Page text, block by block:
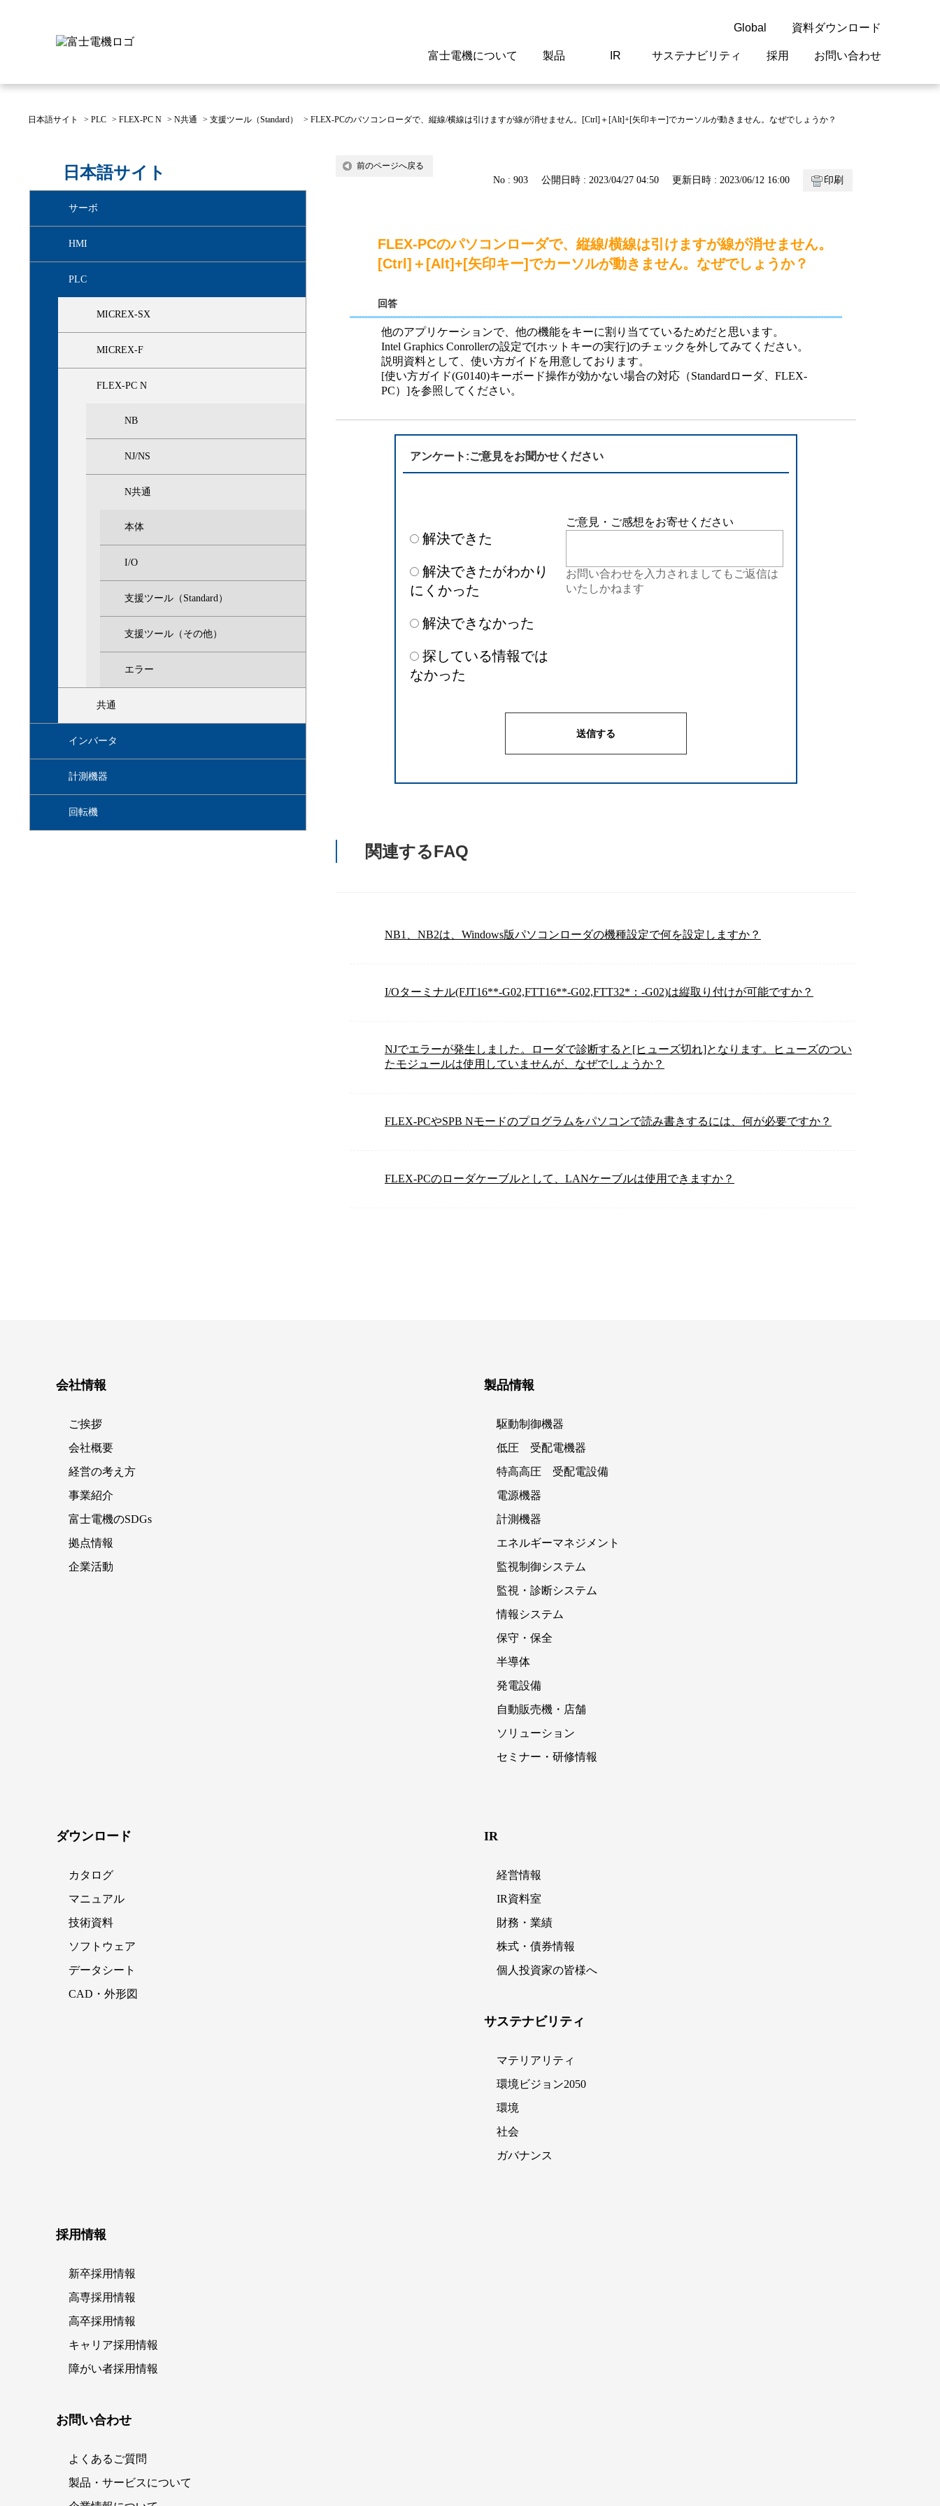
Global
閉じる
資料ダウンロード
富士電機について
富士電機についてのトップ
へ
ご挨拶
企業活動 研究開発
製品
駆動制御機器
監視制御システム 監視・診断システム
半導体 発電設備
自動販売機・店舗 ソリューション
セミナー・研修情報
IR
株主・投資家情報のトップ
へ
経営情報
サステナビリティ
サステナビリティのトップ
へ
マテリアリティ
採用
新卒採用情報
お問い合わせ
よくあるご質問
日本語サイト > PLC > FLEX-PC N > N共通 > 支援ツール（Standard） > FLEX-PCのパソコンローダで、縦線/横線は引けますが線が消せません。[Ctrl]＋[Alt]+[矢印キー]でカーソルが動きません。なぜでしょうか？
日本語サイト
サーボ
HMI
PLC
MICREX-SX
MICREX-F
FLEX-PC N
NB
NJ/NS
N共通
本体
I/O
支援ツール（Standard）
支援ツール（その他）
エラー
共通
インバータ
計測機器
回転機
前のページへ戻る
No : 903 公開日時 : 2023/04/27 04:50 更新日時 : 2023/06/12 16:00 印刷
FLEX-PCのパソコンローダで、縦線/横線は引けますが線が消せません。
[Ctrl]＋[Alt]+[矢印キー]でカーソルが動きません。なぜでしょうか？
回答
他のアプリケーションで、他の機能をキーに割り当てているためだと思います。
Intel Graphics Conrollerの設定で[ホットキーの実行]のチェックを外してみてください。
説明資料として、使い方ガイドを用意しております。
[使い方ガイド(G0140)キーボード操作が効かない場合の対応（Standardローダ、FLEX-
PC）]を参照してください。
アンケート:ご意見をお聞かせください
解決できた
解決できたがわかり
にくかった
解決できなかった
探している情報では
なかった
ご意見・ご感想をお寄せください
お問い合わせを入力されましてもご返信は
いたしかねます
関連するFAQ
NB1、NB2は、Windows版パソコンローダの機種設定で何を設定しますか？
I/Oターミナル(FJT16**-G02,FTT16**-G02,FTT32*：-G02)は縦取り付けが可能ですか？
NJでエラーが発生しました。ローダで診断すると[ヒューズ切れ]となります。ヒューズのつい
たモジュールは使用していませんが、なぜでしょうか？
FLEX-PCやSPB Nモードのプログラムをパソコンで読み書きするには、何が必要ですか？
FLEX-PCのローダケーブルとして、LANケーブルは使用できますか？
会社情報
ご挨拶
会社概要
経営の考え方
事業紹介
富士電機のSDGs
拠点情報
企業活動
製品情報
駆動制御機器
低圧 受配電機器
特高高圧 受配電設備
電源機器
計測機器
エネルギーマネジメント
監視制御システム
監視・診断システム
情報システム
保守・保全
半導体
発電設備
自動販売機・店舗
ソリューション
セミナー・研修情報
ダウンロード
カタログ
マニュアル
技術資料
ソフトウェア
データシート
CAD・外形図
IR
経営情報
IR資料室
財務・業績
株式・債券情報
個人投資家の皆様へ
サステナビリティ
マテリアリティ
環境ビジョン2050
環境
社会
ガバナンス
採用情報
新卒採用情報
高専採用情報
高卒採用情報
キャリア採用情報
障がい者採用情報
お問い合わせ
よくあるご質問
製品・サービスについて